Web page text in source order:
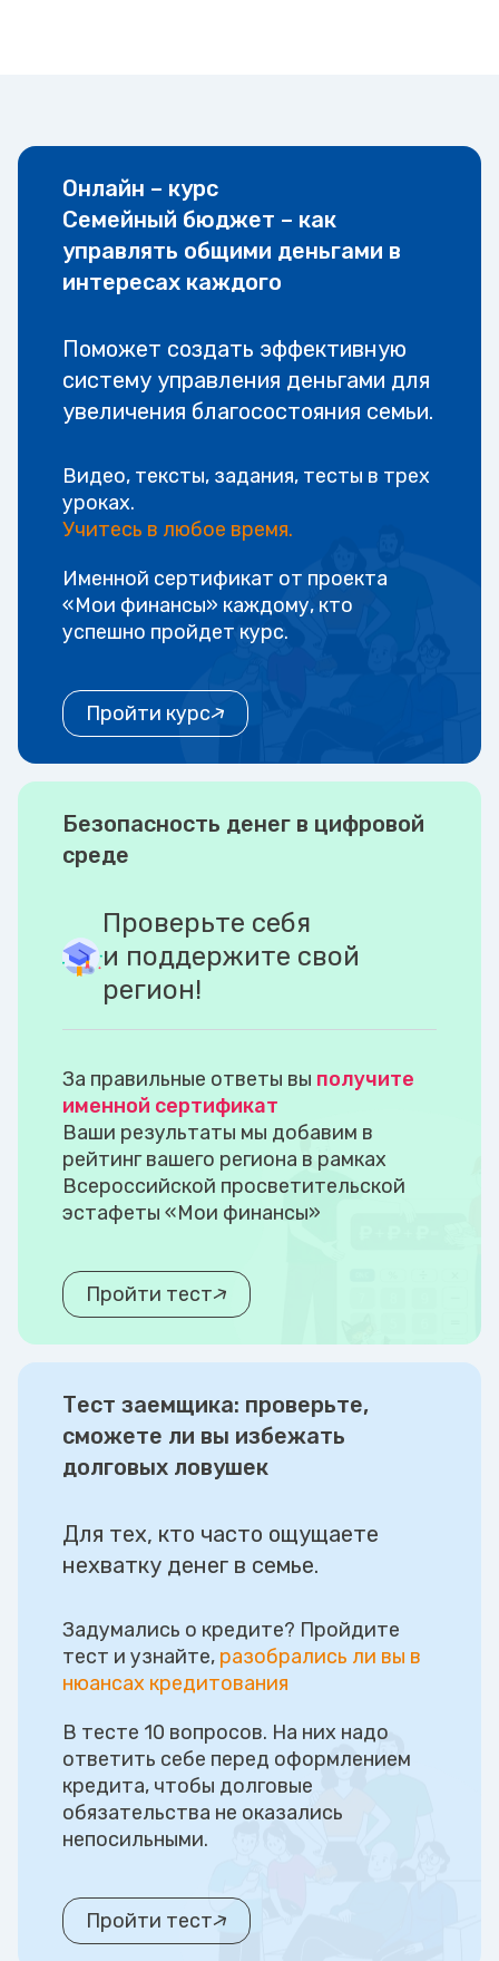
Онлайн – курс
Семейный бюджет – как
управлять общими деньгами в
интересах каждого
Поможет создать эффективную
систему управления деньгами для
увеличения благосостояния семьи.
Видео, тексты, задания, тесты в трех
уроках.
Учитесь в любое время.
Именной сертификат от проекта
«Мои финансы» каждому, кто
успешно пройдет курс.
Пройти курс
Безопасность денег в цифровой
среде
Проверьте себя
и поддержите свой
регион!
За правильные ответы вы получите
именной сертификат
Ваши результаты мы добавим в
рейтинг вашего региона в рамках
Всероссийской просветительской
эстафеты «Мои финансы»
Пройти тест
Тест заемщика: проверьте,
сможете ли вы избежать
долговых ловушек
Для тех, кто часто ощущаете
нехватку денег в семье.
Задумались о кредите? Пройдите
тест и узнайте, разобрались ли вы в
нюансах кредитования
В тесте 10 вопросов. На них надо
ответить себе перед оформлением
кредита, чтобы долговые
обязательства не оказались
непосильными.
Пройти тест